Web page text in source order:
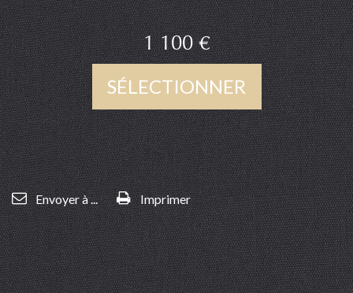
1 100 €
SÉLECTIONNER
Envoyer à ... Imprimer